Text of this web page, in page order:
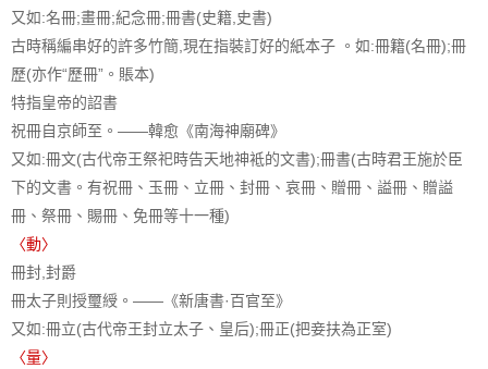
又如:名冊;畫冊;紀念冊;冊書(史籍,史書)
古時稱編串好的許多竹簡,現在指裝訂好的紙本子 。如:冊籍(名冊);冊
歷(亦作“歷冊”。賬本)
特指皇帝的詔書
祝冊自京師至。——韓愈《南海神廟碑》
又如:冊文(古代帝王祭祀時告天地神袛的文書);冊書(古時君王施於臣
下的文書。有祝冊、玉冊、立冊、封冊、哀冊、贈冊、謚冊、贈謚
冊、祭冊、賜冊、免冊等十一種)
〈動〉
冊封,封爵
冊太子則授璽綬。——《新唐書·百官至》
又如:冊立(古代帝王封立太子、皇后);冊正(把妾扶為正室)
〈量〉